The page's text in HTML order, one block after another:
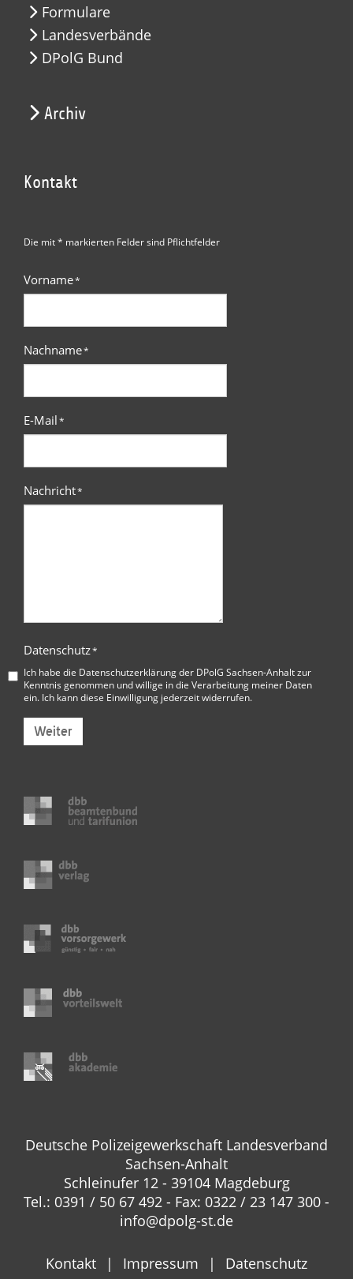
Formulare
Landesverbände
DPolG Bund
Archiv
Kontakt
Die mit * markierten Felder sind Pflichtfelder
Vorname*
Nachname*
E-Mail*
Nachricht*
Datenschutz*
Ich habe die Datenschutzerklärung der DPolG Sachsen-Anhaltzur
Kenntnis genommen und willige in die Verarbeitung meiner Daten
ein. Ich kann diese Einwilligung jederzeit widerrufen.
Weiter
Deutsche Polizeigewerkschaft Landesverband
Sachsen-Anhalt
Schleinufer 12 - 39104 Magdeburg
Tel.: 0391 / 50 67 492 - Fax: 0322 / 23 147 300 -
info@dpolg-st.de
Kontakt Impressum Datenschutz